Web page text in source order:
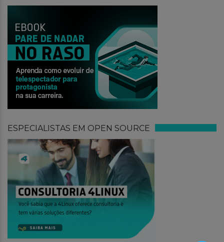
ESPECIALISTAS EM OPEN SOURCE